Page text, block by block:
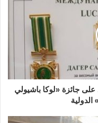
جائزة «لوكا باشيولي